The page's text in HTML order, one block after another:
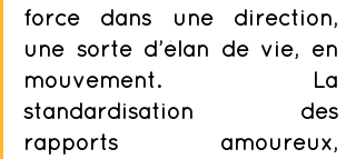
force dans une direction,
une sorte d’élan de vie, en
mouvement. La
standardisation des
rapports amoureux,